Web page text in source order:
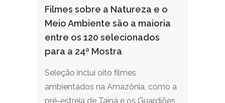
Filmes sobre a Natureza e o
Meio Ambiente são a maioria
entre os 120 selecionados
para a 24ª Mostra
Seleção inclui oito filmes
ambientados na Amazônia, como a
pré-estreia de Tainá e os Guardiões